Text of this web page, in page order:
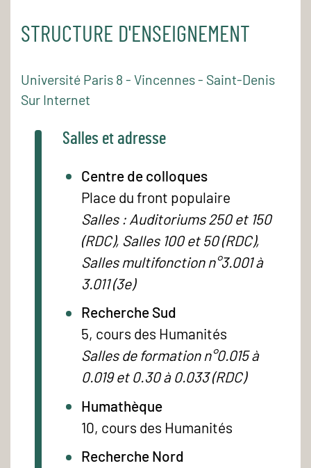
STRUCTURE D'ENSEIGNEMENT
Université Paris 8 - Vincennes - Saint-Denis
Sur Internet
Salles et adresse
Centre de colloques
Place du front populaire
Salles : Auditoriums 250 et 150
(RDC), Salles 100 et 50 (RDC),
Salles multifonction n°3.001 à
3.011 (3e)
Recherche Sud
5, cours des Humanités
Salles de formation n°0.015 à
0.019 et 0.30 à 0.033 (RDC)
Humathèque
10, cours des Humanités
Recherche Nord